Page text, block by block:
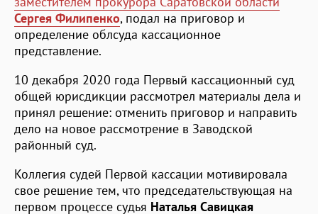
Сергея Филипенко, подал на приговор и
определение облсуда кассационное
представление.
10 декабря 2020 года Первый кассационный суд
общей юрисдикции рассмотрел материалы дела и
принял решение: отменить приговор и направить
дело на новое рассмотрение в Заводской
районный суд.
Коллегия судей Первой кассации мотивировала
свое решение тем, что председательствующая на
первом процессе судья Наталья Савицкая